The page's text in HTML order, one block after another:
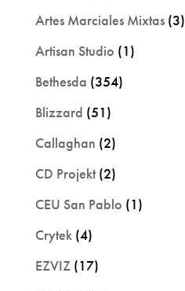
Artes Marciales Mixtas(3)
Artisan Studio (1)
Bethesda (354)
Blizzard (51)
Callaghan (2)
CD Projekt(2)
CEU San Pablo (1)
Crytek(4)
EZVIZ(17)